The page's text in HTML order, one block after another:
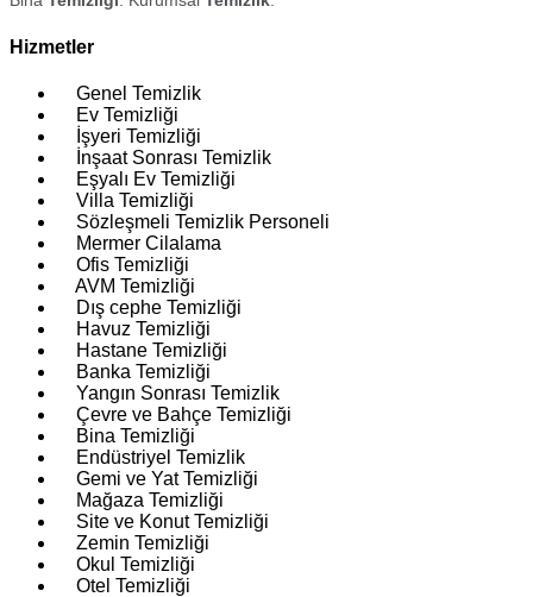
Hizmetler
Genel Temizlik
Ev Temizliği
İşyeri Temizliği
İnşaat Sonrası Temizlik
Eşyalı Ev Temizliği
Villa Temizliği
Sözleşmeli Temizlik Personeli
Mermer Cilalama
Ofis Temizliği
AVM Temizliği
Dış cephe Temizliği
Havuz Temizliği
Hastane Temizliği
Banka Temizliği
Yangın Sonrası Temizlik
Çevre ve Bahçe Temizliği
Bina Temizliği
Endüstriyel Temizlik
Gemi ve Yat Temizliği
Mağaza Temizliği
Site ve Konut Temizliği
Zemin Temizliği
Okul Temizliği
Otel Temizliği